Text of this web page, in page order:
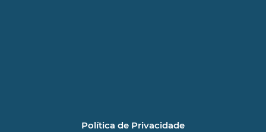
Política de Privacidade